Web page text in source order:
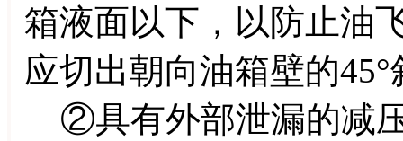
箱液面以下，以防止油
应切出朝向油箱壁的45°
②具有外部泄漏的减